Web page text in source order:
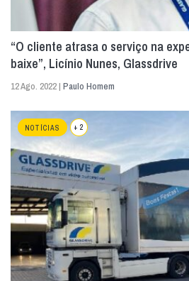
“O cliente atrasa o serviço na
baixe”, Licínio Nunes, Glassdrive
12 Ago. 2022 | Paulo Homem
NOTÍCIAS + 2